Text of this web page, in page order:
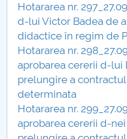
Hotararea nr.
d-lui Victor Badea de
didactice în regim de
Hotararea nr.
aprobarea cererii d-
prelungire a
determinata
Hotararea nr.
aprobarea cererii d-